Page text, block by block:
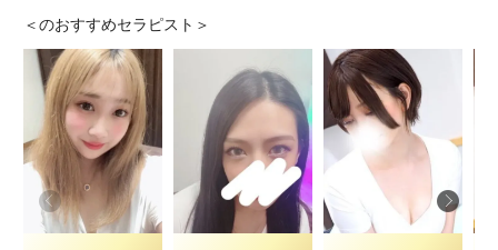
＜のおすすめセラピスト＞